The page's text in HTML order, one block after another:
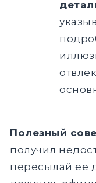
Полезный
получил
пересылай ее